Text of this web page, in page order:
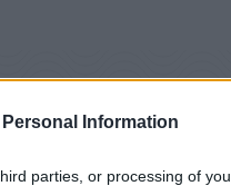
Information
parties, or processing of